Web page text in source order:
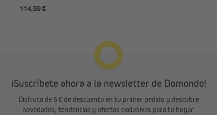
114,99 €
¡Suscríbete ahora a la newsletter de Domondo!
Disfruta de 5 € de descuento en tu primer pedido y descubre
novedades, tendencias y ofertas exclusivas para tu hogar.